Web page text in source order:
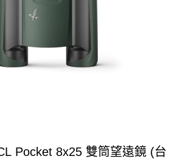
Pocket 8x25 雙筒望遠鏡 (台